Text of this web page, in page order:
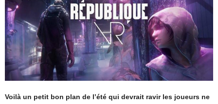
Voilà un petit bon plan de l’été qui devrait ravir les joueurs ne